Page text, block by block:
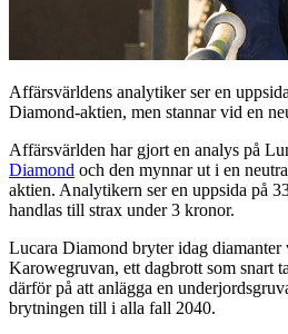
Affärsvärldens analytiker ser en
Diamond-aktien, men stannar vid en
Affärsvärlden har gjort en analys på
Diamond och den mynnar ut i en
aktien. Analytikern ser en uppsida på
handlas till strax under 3 kronor.
Lucara Diamond bryter idag diamanter
Karowegruvan, ett dagbrott som snart
därför på att anlägga en
brytningen till i alla fall 2040.